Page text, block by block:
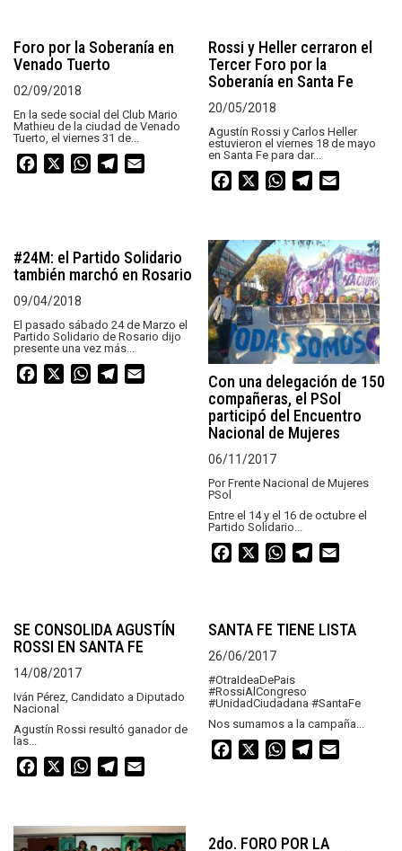
Foro por la Soberanía en
Venado Tuerto
02/09/2018
En la sede social del Club Mario
Mathieu de la ciudad de Venado
Tuerto, el viernes 31 de...
Facebook WhatsAppTelegram
Rossi y Heller cerraron el
Tercer Foro por la
Soberanía en Santa Fe
20/05/2018
Agustín Rossi y Carlos Heller
estuvieron el viernes 18 de mayo
en Santa Fe para dar...
Facebook WhatsAppTelegram
#24M: el Partido Solidario
también marchó en Rosario
09/04/2018
El pasado sábado 24 de Marzo el
Partido Solidario de Rosario dijo
presente una vez más...
Facebook WhatsAppTelegram
Con una delegación de 150
compañeras, el PSol
participó del Encuentro
Nacional de Mujeres
06/11/2017
Por Frente Nacional de Mujeres
PSol
Entre el 14 y el 16 de octubre el
Partido Solidario...
Facebook WhatsAppTelegram
SE CONSOLIDA AGUSTÍN
ROSSI EN SANTA FE
14/08/2017
Iván Pérez, Candidato a Diputado
Nacional
Agustín Rossi resultó ganador de
las...
Facebook WhatsAppTelegram
SANTA FE TIENE LISTA
26/06/2017
#OtraIdeaDePais
#RossiAlCongreso
#UnidadCiudadana #SantaFe
Nos sumamos a la campaña...
Facebook WhatsAppTelegram
2do. FORO POR LA